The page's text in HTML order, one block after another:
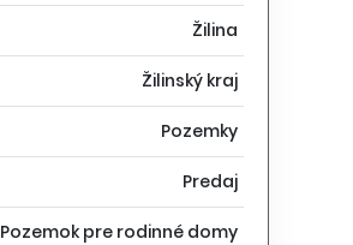
Žilina
Žilinský kraj
Pozemky
Predaj
Pozemok pre rodinné domy